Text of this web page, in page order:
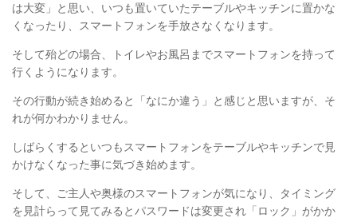
は大変」と思い、いつも置いていたテーブルやキッチンに置かな
くなったり、スマートフォンを手放さなくなります。
そして殆どの場合、トイレやお風呂までスマートフォンを持って
行くようになります。
その行動が続き始めると「なにか違う」と感じと思いますが、そ
れが何かわかりません。
しばらくするといつもスマートフォンをテーブルやキッチンで見
かけなくなった事に気づき始めます。
そして、ご主人や奥様のスマートフォンが気になり、タイミング
を見計らって見てみるとパスワードは変更され「ロック」がかか